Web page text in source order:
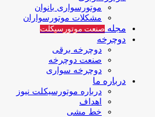
موتورسواری بانوان
مشکلات موتورسواران
مجله صنعت موتورسیکلت
دوچرخه
دوچرخه برقی
صنعت دوچرخه
دوچرخه سواری
درباره ما
درباره موتورسیکلت نیوز
اهداف
خط مشی